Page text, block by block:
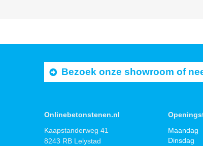
Bezoek onze showroom of
Onlinebetonstenen.nl
Kaapstanderweg 41
8243 RB Lelystad
Maandag
Dinsdag